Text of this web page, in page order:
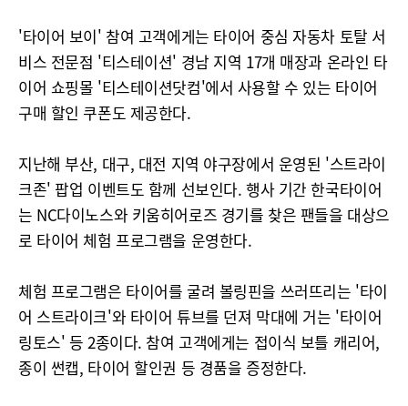
'타이어 보이' 참여 고객에게는 타이어 중심 자동차 토탈 서
비스 전문점 '티스테이션' 경남 지역 17개 매장과 온라인 타
이어 쇼핑몰 '티스테이션닷컴'에서 사용할 수 있는 타이어
구매 할인 쿠폰도 제공한다.
지난해 부산, 대구, 대전 지역 야구장에서 운영된 '스트라이
크존' 팝업 이벤트도 함께 선보인다. 행사 기간 한국타이어
는 NC다이노스와 키움히어로즈 경기를 찾은 팬들을 대상으
로 타이어 체험 프로그램을 운영한다.
체험 프로그램은 타이어를 굴려 볼링핀을 쓰러뜨리는 '타이
어 스트라이크'와 타이어 튜브를 던져 막대에 거는 '타이어
링토스' 등 2종이다. 참여 고객에게는 접이식 보틀 캐리어,
종이 썬캡, 타이어 할인권 등 경품을 증정한다.